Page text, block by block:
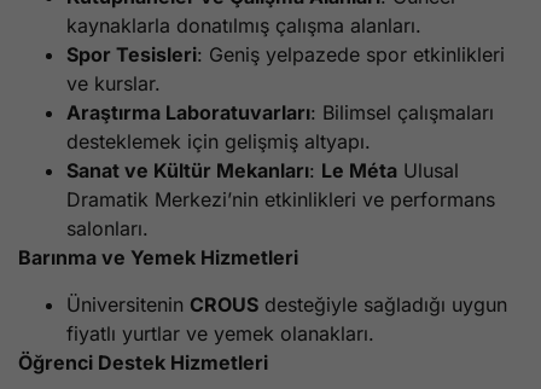
kaynaklarla donatılmış çalışma alanları.
Spor Tesisleri: Geniş yelpazede spor etkinlikleri
ve kurslar.
Araştırma Laboratuvarları: Bilimsel çalışmaları
desteklemek için gelişmiş altyapı.
Sanat ve Kültür Mekanları: Le Méta Ulusal
Dramatik Merkezi’nin etkinlikleri ve performans
salonları.
Barınma ve Yemek Hizmetleri
Üniversitenin CROUS desteğiyle sağladığı uygun
fiyatlı yurtlar ve yemek olanakları.
Öğrenci Destek Hizmetleri